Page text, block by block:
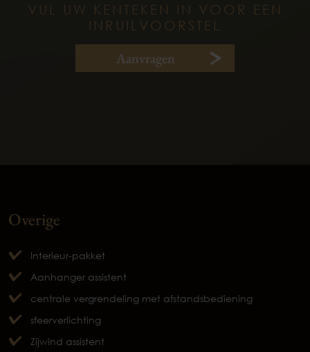
VUL UW KENTEKEN IN VOOR EEN
INRUILVOORSTEL
Aanvragen
Overige
Interieur-pakket
Aanhanger assistent
centrale vergrendeling met afstandsbediening
sfeerverlichting
Zijwind assistent